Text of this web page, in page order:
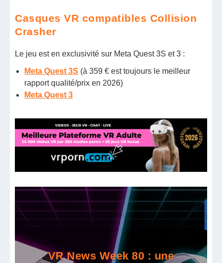
Casques VR compatibles Collision
Crasher
Le jeu est en exclusivité sur Meta Quest 3S et 3 :
Meta Quest 3S (à 359 € est toujours le meilleur
rapport qualité/prix en 2026)
Meta Quest 3
VR News Week 80 : une